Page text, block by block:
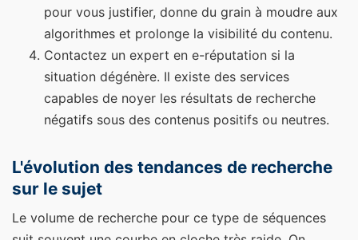
pour vous justifier, donne du grain à moudre aux
algorithmes et prolonge la visibilité du contenu.
Contactez un expert en e-réputation si la
situation dégénère. Il existe des services
capables de noyer les résultats de recherche
négatifs sous des contenus positifs ou neutres.
L'évolution des tendances de recherche
sur le sujet
Le volume de recherche pour ce type de séquences